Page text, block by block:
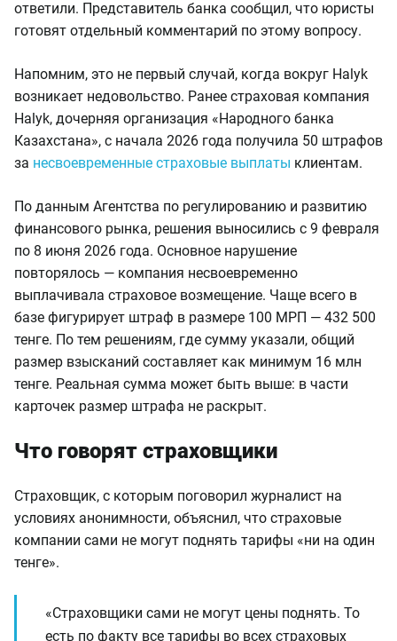
ответили. Представитель банка сообщил, что юристы
готовят отдельный комментарий по этому вопросу.
Напомним, это не первый случай, когда вокруг Halyk
возникает недовольство. Ранее страховая компания
Halyk, дочерняя организация «Народного банка
Казахстана», с начала 2026 года получила 50 штрафов
за несвоевременные страховые выплаты клиентам.
По данным Агентства по регулированию и развитию
финансового рынка, решения выносились с 9 февраля
по 8 июня 2026 года. Основное нарушение
повторялось — компания несвоевременно
выплачивала страховое возмещение. Чаще всего в
базе фигурирует штраф в размере 100 МРП — 432 500
тенге. По тем решениям, где сумму указали, общий
размер взысканий составляет как минимум 16 млн
тенге. Реальная сумма может быть выше: в части
карточек размер штрафа не раскрыт.
Что говорят страховщики
Страховщик, с которым поговорил журналист на
условиях анонимности, объяснил, что страховые
компании сами не могут поднять тарифы «ни на один
тенге».
«Страховщики сами не могут цены поднять. То
есть по факту все тарифы во всех страховых